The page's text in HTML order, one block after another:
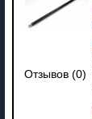
Отзывов (0)